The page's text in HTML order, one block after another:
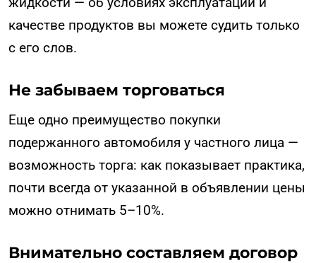
качестве продуктов вы можете судить только
с его слов.
Не забываем торговаться
Еще одно преимущество покупки
подержанного автомобиля у частного лица —
возможность торга: как показывает практика,
почти всегда от указанной в объявлении цены
можно отнимать 5–10%.
Внимательно составляем договор